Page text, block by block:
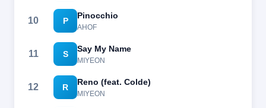
10 P Pinocchio
AHOF
11 S Say My Name
MIYEON
12 R Reno (feat. Colde)
MIYEON